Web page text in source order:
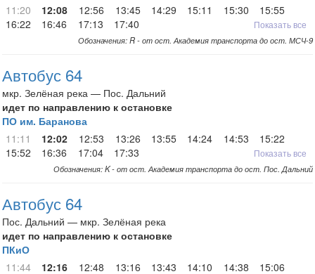
11:20
12:08 12:56 13:45 14:29 15:11 15:30
15:55
16:22
16:46 17:13 17:40 Показать все
Обозначения: R - от ост. Академия транспорта до ост. МСЧ-9
Автобус 64
мкр. Зелёная река — Пос. Дальний
идет по направлению к остановке
ПО им. Баранова
11:11
12:02 12:53 13:26 13:55 14:24 14:53
15:22
15:52
16:36 17:04 17:33 Показать все
Обозначения: K - от ост. Академия транспорта до ост. Пос. Дальний
Автобус 64
Пос. Дальний — мкр. Зелёная река
идет по направлению к остановке
ПКиО
11:44
12:16 12:48 13:16 13:43 14:10 14:38 15:06